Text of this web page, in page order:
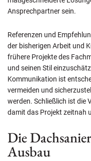
Ansprechpartner sein.
Referenzen und
der bisherigen Arbeit und
frühere Projekte des
und seinen Stil
Kommunikation ist
vermeiden und
werden. Schließlich ist die
damit das Projekt zeitnah
Die
Ausbau